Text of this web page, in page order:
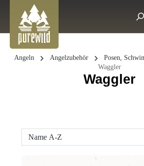
Zum Hauptinhalt springen
Suche
Angeln Angelzubehör
Posen,
Waggler
Waggler